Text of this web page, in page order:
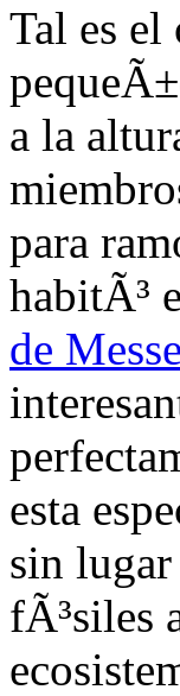
Tal es el
a la
para
habitÃ³
de
esta
sin
fÃ³siles